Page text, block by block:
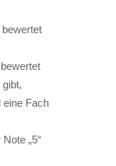
bewertet
eine Fach
„5“